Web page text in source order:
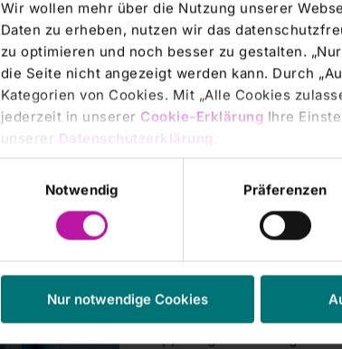
Wir wollen mehr über die Nutzung unserer
Daten zu erheben, nutzen wir das
zu optimieren und noch besser zu gestalten.
die Seite nicht angezeigt werden kann. Durch
Kategorien von Cookies. Mit „Alle Cookies
jederzeit in unserer Cookie-Erklärung Ihre
unserer Datenschutzerklärung
Notwendig
Präferenzen
Nur notwendige Cookies
Am RHÖN-KLINIKUM
Auszubildende ihre
Pflegefachmann erfolgreich
feierlichen Veranstaltung
RHÖN-KLINIKUM Campus
RHÖN-KLINIKUM
präsentiert „Birds“
Am Mittwoch eröffnete
Direktorin am RHÖN-
Bilder-Ausstellung des
knapp 30 großformatige